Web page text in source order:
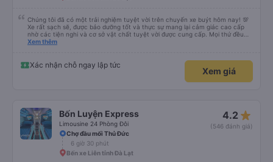
Chúng tôi đã có một trải nghiệm tuyệt vời trên chuyến xe buýt hôm nay! 💯
Xe rất sạch sẽ, được bảo dưỡng tốt và thực sự mang lại cảm giác cao cấp
nhờ các tiện nghi và cơ sở vật chất tuyệt vời được cung cấp. Mọi thứ đều
thoải mái và ngăn nắp. Nhân viên và tài xế rất tốt bụng, hữu ích và chu đáo,
đối với tôi và gia đình. Chúng tôi rất vui và hài lòng từ đầu đến cuối. Rất đáng
giới thiệu! 💛 Về ứng dụng, nó rất dễ sử dụng, thân thiện với người dùng và
tiện lợi khi đặt chuyến đi của chúng tôi. Mọi thứ đều diễn ra suôn sẻ!
Xem thêm
Xác nhận chỗ ngay lập tức
Xem giá
Bốn Luyện Express
Limousine 24 Phòng Đôi
4.2 star_rate
(546 đánh giá)
Chợ đầu mối Thủ Đức
6 giờ 30 phút
Bến xe Liên tỉnh Đà Lạt